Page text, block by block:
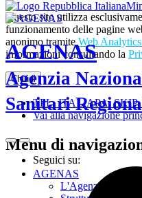
Questo sito utilizza
funzionamento delle pagine
anonimo tramite Web
informazioni consultando la
Chiudi
Vai alla navigazione
AGENAS
Agenzia
Sanitari
Seguici su:
Menu di
AGENAS
L'Agenzia